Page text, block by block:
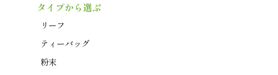
タイプから選ぶ
リーフ
ティーバッグ
粉末